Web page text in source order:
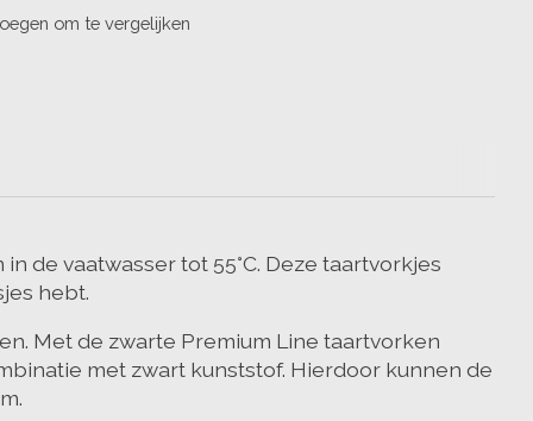
om te vergelijken
de vaatwasser tot 55°C. Deze taartvorkjes
hebt.
Met de zwarte Premium Line taartvorken
met zwart kunststof. Hierdoor kunnen de